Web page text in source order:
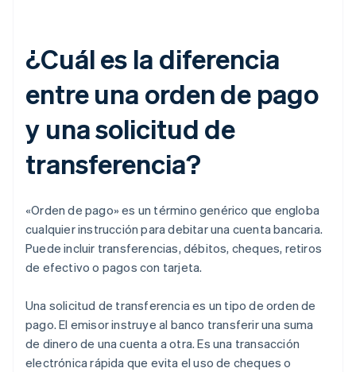
¿Cuál es la diferencia
entre una orden de pago
y una solicitud de
transferencia?
«Orden de pago» es un término genérico que engloba
cualquier instrucción para debitar una cuenta bancaria.
Puede incluir transferencias, débitos, cheques, retiros
de efectivo o pagos con tarjeta.
Una solicitud de transferencia es un tipo de orden de
pago. El emisor instruye al banco transferir una suma
de dinero de una cuenta a otra. Es una transacción
electrónica rápida que evita el uso de cheques o